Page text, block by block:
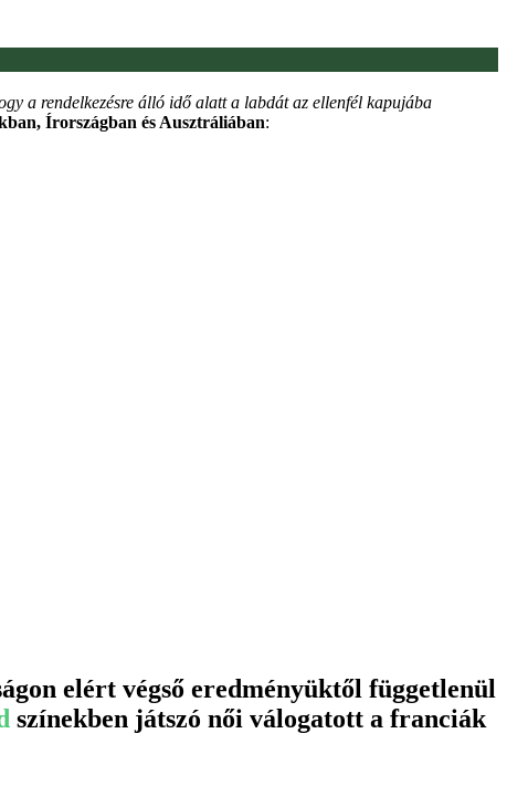
a rendelkezésre álló idő alatt a labdát az ellenfél kapujába
Írországban és Ausztráliában:
elért végső eredményüktől függetlenül
színekben játszó női válogatott a franciák